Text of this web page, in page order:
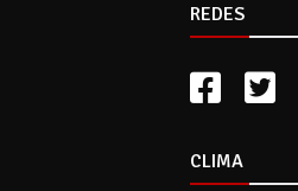
REDES
CLIMA